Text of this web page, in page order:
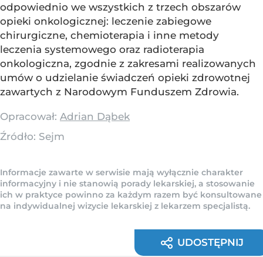
odpowiednio we wszystkich z trzech obszarów
opieki onkologicznej: leczenie zabiegowe
chirurgiczne, chemioterapia i inne metody
leczenia systemowego oraz radioterapia
onkologiczna, zgodnie z zakresami realizowanych
umów o udzielanie świadczeń opieki zdrowotnej
zawartych z Narodowym Funduszem Zdrowia.
Opracował: Adrian Dąbek
Źródło: Sejm
Informacje zawarte w serwisie mają wyłącznie charakter
informacyjny i nie stanowią porady lekarskiej, a stosowanie
ich w praktyce powinno za każdym razem być konsultowane
na indywidualnej wizycie lekarskiej z lekarzem specjalistą.
UDOSTĘPNIJ